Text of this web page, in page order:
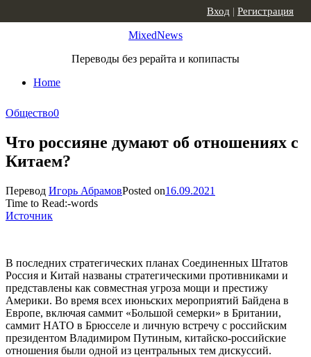
MixedNews
Переводы без рерайта и копипасты
Home
Вход | Регистрация
Общество0
Что россияне думают об отношениях с
Китаем?
Перевод Игорь АбрамовPosted on16.09.2021
Time to Read:-words
Источник
В последних стратегических планах Соединенных Штатов
Россия и Китай названы стратегическими противниками и
представлены как совместная угроза мощи и престижу
Америки. Во время всех июньских мероприятий Байдена в
Европе, включая саммит «Большой семерки» в Британии,
саммит НАТО в Брюсселе и личную встречу с российским
президентом Владимиром Путиным, китайско-российские
отношения были одной из центральных тем дискуссий.